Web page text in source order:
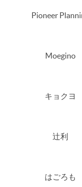
Pioneer
Moegino
キョクヨ
辻利
はごろも